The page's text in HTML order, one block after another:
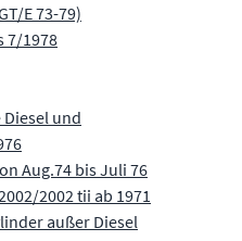
E 73-79)
7/1978
und
Aug.74 bis Juli 76
2002 tii ab 1971
außer Diesel